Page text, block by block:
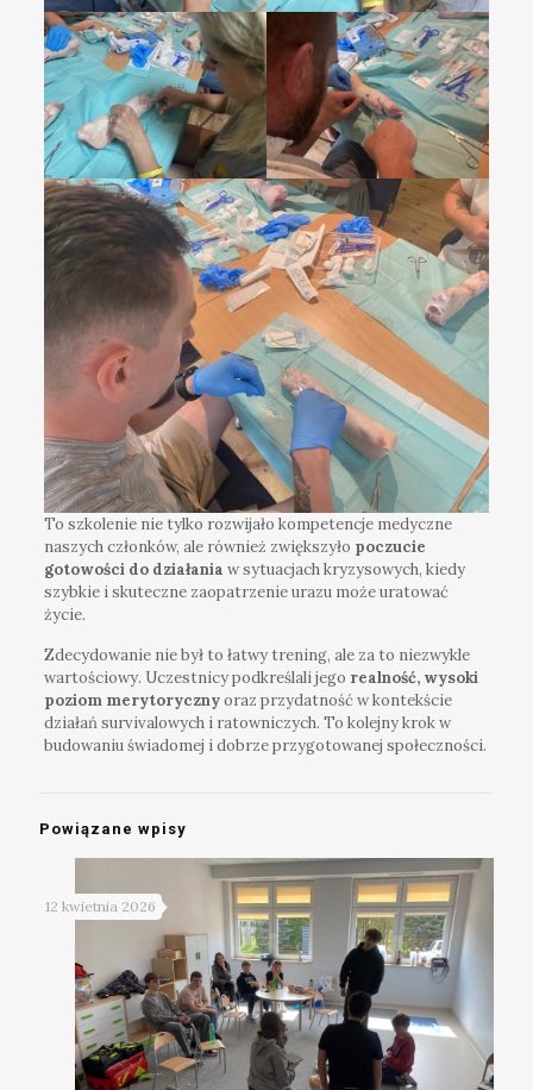
To szkolenie nie tylko rozwijało kompetencje medyczne
naszych członków, ale również zwiększyło poczucie
gotowości do działania w sytuacjach kryzysowych, kiedy
szybkie i skuteczne zaopatrzenie urazu może uratować
życie.
Zdecydowanie nie był to łatwy trening, ale za to niezwykle
wartościowy. Uczestnicy podkreślali jego realność, wysoki
poziom merytorycznyoraz przydatność w kontekście
działań survivalowych i ratowniczych. To kolejny krok w
budowaniu świadomej i dobrze przygotowanej społeczności.
Powiązane wpisy
12 kwietnia 2026